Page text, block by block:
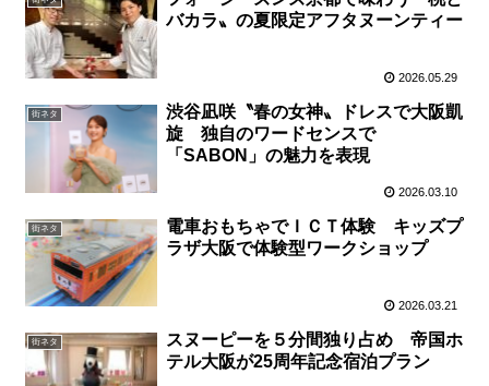
バカラ〟の夏限定アフタヌーンティー
2026.05.29
街ネタ
渋谷凪咲〝春の女神〟ドレスで大阪凱
旋 独自のワードセンスで
「SABON」の魅力を表現
2026.03.10
街ネタ
電車おもちゃでＩＣＴ体験 キッズプ
ラザ大阪で体験型ワークショップ
2026.03.21
街ネタ
スヌーピーを５分間独り占め 帝国ホ
テル大阪が25周年記念宿泊プラン